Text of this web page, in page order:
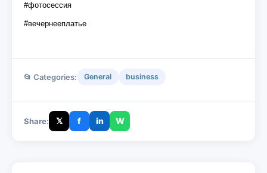
#фотосессия
#вечернееплатье
📂 Categories: General business
Share: 𝕏 f in W